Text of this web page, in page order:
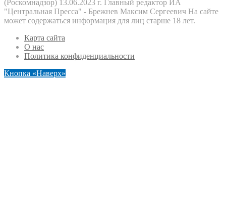
(Роскомнадзор) 13.06.2023 г. Главный редактор ИА
"Центральная Пресса" - Брежнев Максим Сергеевич На сайте
может содержаться информация для лиц старше 18 лет.
Карта сайта
О нас
Политика конфиденциальности
Кнопка «Наверх»